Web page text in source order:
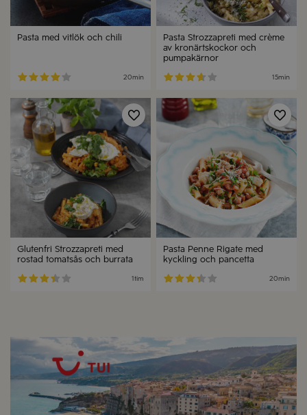
Pasta med vitlök och chili
20min
Pasta Strozzapreti med crème
av kronärtskockor och
pumpakärnor
15min
Spara
Glutenfri Strozzapreti med
rostad tomatsås och burrata
1tim
Pasta Penne Rigate med
kyckling och pancetta
20min